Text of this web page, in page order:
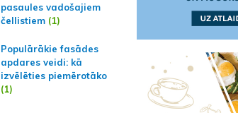
pasaules vadošajiem
čellistiem (1)
Populārākie fasādes
apdares veidi: kā
izvēlēties piemērotāko
(1)